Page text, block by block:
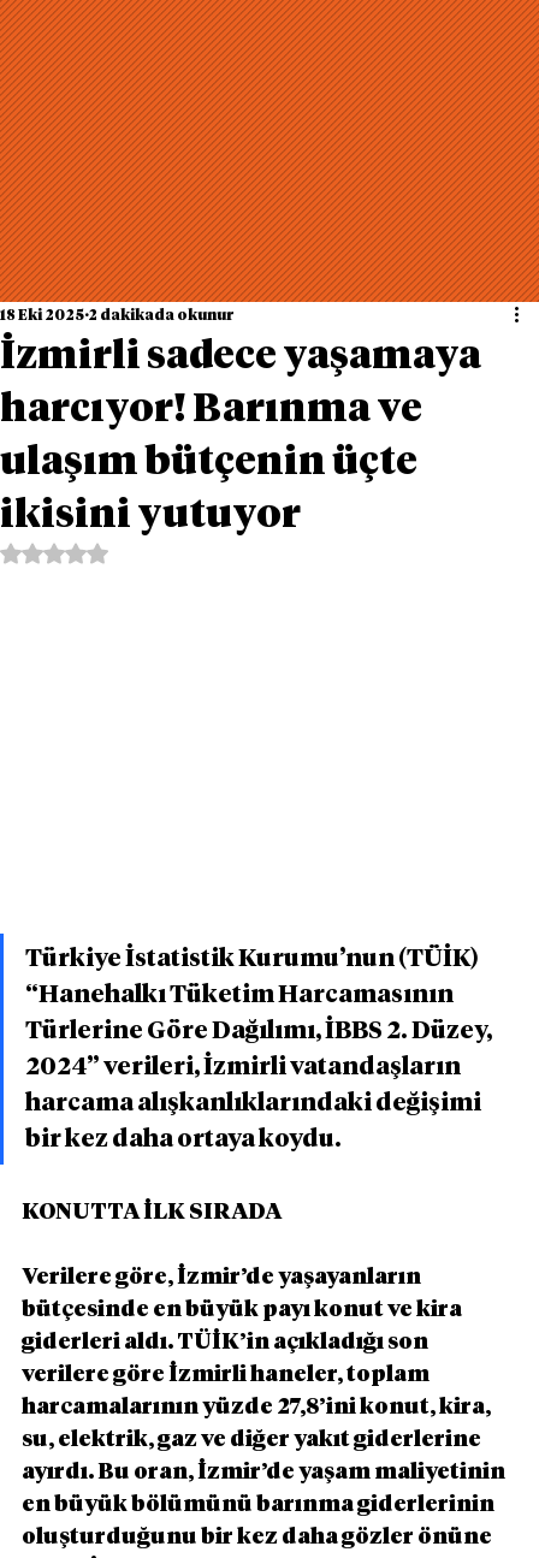
İzmirli sadece yaşamaya
harcıyor! Barınma ve
ulaşım bütçenin üçte
ikisini yutuyor
18 Eki 2025 2 dakikada okunur
5 üzerinden NaN yıldız
Türkiye İstatistik Kurumu’nun (TÜİK)
“Hanehalkı Tüketim Harcamasının
Türlerine Göre Dağılımı, İBBS 2. Düzey,
2024” verileri, İzmirli vatandaşların
harcama alışkanlıklarındaki değişimi
bir kez daha ortaya koydu.
KONUTTA İLK SIRADA
Verilere göre, İzmir’de yaşayanların
bütçesinde en büyük payı konut ve kira
giderleri aldı. TÜİK’in açıkladığı son
verilere göre İzmirli haneler, toplam
harcamalarının yüzde 27,8’ini konut, kira,
su, elektrik, gaz ve diğer yakıt giderlerine
ayırdı. Bu oran, İzmir’de yaşam maliyetinin
en büyük bölümünü barınma giderlerinin
oluşturduğunu bir kez daha gözler önüne